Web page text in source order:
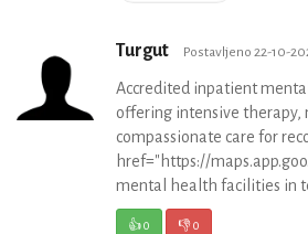
Turgut Postavljeno 22-10-
Accredited inpatient
offering intensive
compassionate care for
href="https://
mental health facilities in
👍0 👎0